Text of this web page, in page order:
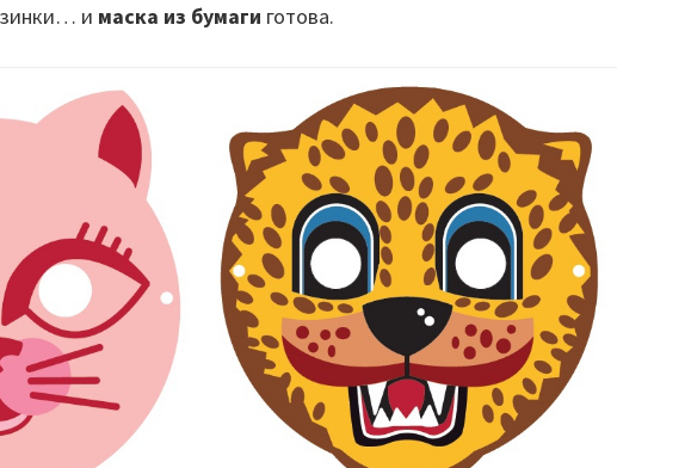
и маска из бумаги готова.